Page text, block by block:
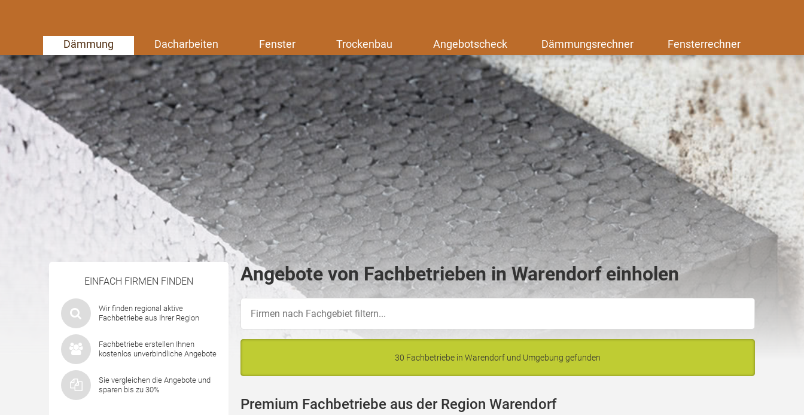
Dämmung Dacharbeiten Fenster Trockenbau Angebotscheck Dämmungsrechner Fensterrechner
EINFACH FIRMEN FINDEN
Wir finden regional aktive
Fachbetriebe aus Ihrer Region
Fachbetriebe erstellen Ihnen
kostenlos unverbindliche Angebote
Sie vergleichen die Angebote und
sparen bis zu 30%
Angebote von Fachbetrieben in Warendorf einholen
30 Fachbetriebe in Warendorf und Umgebung gefunden
Premium Fachbetriebe aus der Region Warendorf